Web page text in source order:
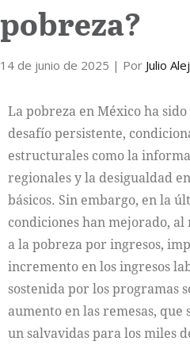
pobreza?
14 de junio de 2025 | Por Julio
La pobreza en México ha
desafío persistente,
estructurales como la
regionales y la desigualdad
básicos. Sin embargo, en la
condiciones han mejorado, al
a la pobreza por ingresos,
incremento en los ingresos
sostenida por los programas
aumento en las remesas, que
un salvavidas para los miles